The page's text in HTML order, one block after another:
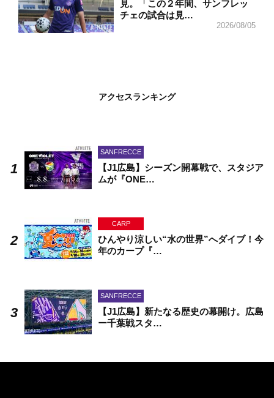
見。「この２年間、サンフレッ
チェの試合は見…
2026/08/05
アクセスランキング
SANFRECCE
【J1広島】シーズン開幕戦で、スタジア
ムが『ONE…
CARP
ひんやり涼しい“水の世界”へダイブ！今
年のカープ『…
SANFRECCE
【J1広島】新たなる歴史の幕開け。広島
ー千葉戦スタ…